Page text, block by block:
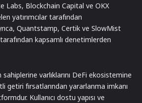
Labs, Blockchain Capital ve OKX
yatırımcılar tarafından
Quantstamp, Certik ve SlowMist
kapsamlı denetimlerden
varlıklarını DeFi ekosistemine
getiri fırsatlarından yararlanma imkanı
Kullanıcı dostu yapısı ve